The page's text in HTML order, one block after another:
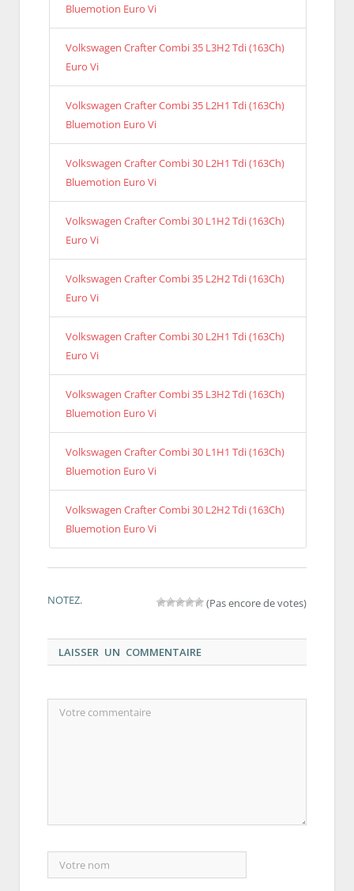
Bluemotion Euro Vi
Volkswagen Crafter Combi 35 L3H2 Tdi (163Ch)
Euro Vi
Volkswagen Crafter Combi 35 L2H1 Tdi (163Ch)
Bluemotion Euro Vi
Volkswagen Crafter Combi 30 L2H1 Tdi (163Ch)
Bluemotion Euro Vi
Volkswagen Crafter Combi 30 L1H2 Tdi (163Ch)
Euro Vi
Volkswagen Crafter Combi 35 L2H2 Tdi (163Ch)
Euro Vi
Volkswagen Crafter Combi 30 L2H1 Tdi (163Ch)
Euro Vi
Volkswagen Crafter Combi 35 L3H2 Tdi (163Ch)
Bluemotion Euro Vi
Volkswagen Crafter Combi 30 L1H1 Tdi (163Ch)
Bluemotion Euro Vi
Volkswagen Crafter Combi 30 L2H2 Tdi (163Ch)
Bluemotion Euro Vi
NOTEZ. (Pas encore de votes)
LAISSER UN COMMENTAIRE